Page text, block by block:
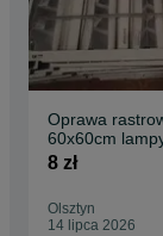
Oprawa
60x60cm
podsufitowe
8 zł
Olsztyn
14 lipca 2026